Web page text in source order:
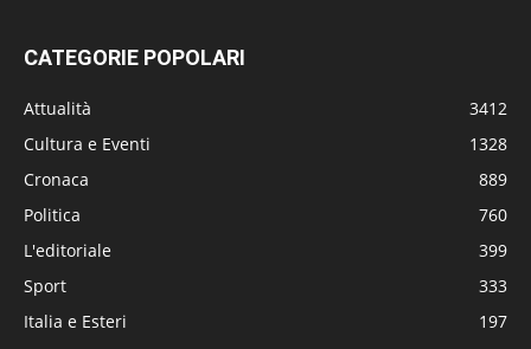
CATEGORIE POPOLARI
Attualità
3412
Cultura e Eventi
1328
Cronaca
889
Politica
760
L'editoriale
399
Sport
333
Italia e Esteri
197